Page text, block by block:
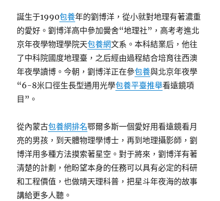
誕生于1990包養年的劉博洋，從小就對地理有著濃重
的愛好。劉博洋高中參加黌舍“地理社”，高考考進北
京年夜學物理學院天包養網文系。本科結業后，他往
了中科院國度地理臺，之后經由過程結合培育往西澳
年夜學讀博。今朝，劉博洋正在參包養與北京年夜學
“6-8米口徑生長型通用光學包養平臺推舉看遠鏡項
目”。
從內蒙古包養網排名鄂爾多斯一個愛好用看遠鏡看月
亮的男孩，到天體物理學博士，再到地理攝影師，劉
博洋用多種方法摸索著星空。對于將來，劉博洋有著
清楚的計劃，他盼望本身的任務可以具有必定的科研
和工程價值，也做晴天理科普，把星斗年夜海的故事
講給更多人聽。